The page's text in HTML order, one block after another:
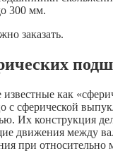
300 мм.
заказать.
известные как
с сферической
Их конструкция
движения между
при относительно